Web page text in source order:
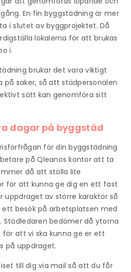
En fin byggstädning är mer
i slutet av byggprojektet. Då
lokalerna för att brukas
i.
brukar det vara viktigt
saker, så att städpersonalen
sätt kan genomföra sitt
dagar på byggstäd
för din byggstädning
på Qleanos kontor att ta
då att ställa lite
för att kunna ge dig en ett fast
uppdraget av större karaktär så
ett besök på arbetsplatsen med
Städledaren bedömer då ytorna
för att vi ska kunna ge er ett
på uppdraget.
till dig via mail så att du får